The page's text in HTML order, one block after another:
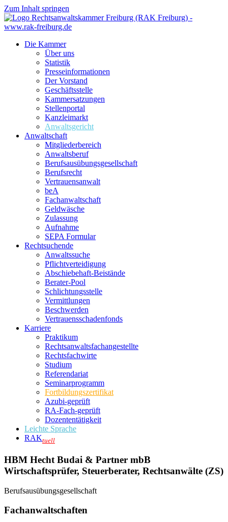
Zum Inhalt springen
Die Kammer
Über uns
Statistik
Presseinformationen
Der Vorstand
Geschäftsstelle
Kammersatzungen
Stellenportal
Kanzleimarkt
Anwaltsgericht
Anwaltschaft
Mitgliederbereich
Anwaltsberuf
Berufsausübungs­gesellschaft
Berufsrecht
Vertrauensanwalt
beA
Fachanwaltschaft
Geldwäsche
Zulassung
Aufnahme
SEPA Formular
Rechtsuchende
Anwaltssuche
Pflichtverteidigung
Abschiebehaft-Beistände
Berater-Pool
Schlichtungsstelle
Vermittlungen
Beschwerden
Vertrauensschadenfonds
Karriere
Praktikum
Rechtsanwalts­fachangestellte
Rechtsfachwirte
Studium
Referendariat
Seminarprogramm
Fortbildungszertifikat
Azubi-geprüft
RA-Fach-geprüft
Dozententätigkeit
Leichte Sprache
RAKtuell
HBM Hecht Budai & Partner mbB
Wirtschaftsprüfer, Steuerberater, Rechtsanwälte (ZS)
Berufsausübungsgesellschaft
Fachanwaltschaften